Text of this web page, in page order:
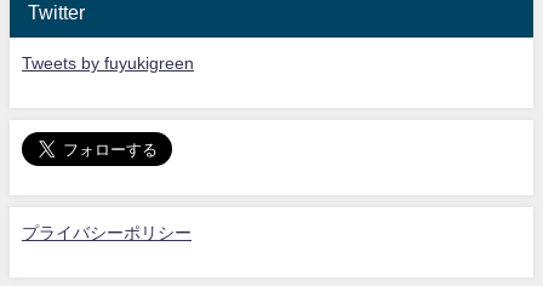
Twitter
Tweets by fuyukigreen
プライバシーポリシー